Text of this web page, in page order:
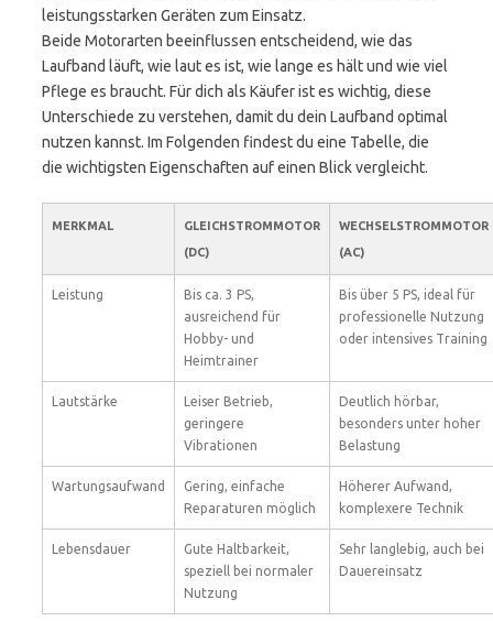
leistungsstarken Geräten zum Einsatz.
Beide Motorarten beeinflussen entscheidend, wie das
Laufband läuft, wie laut es ist, wie lange es hält und wie viel
Pflege es braucht. Für dich als Käufer ist es wichtig, diese
Unterschiede zu verstehen, damit du dein Laufband optimal
nutzen kannst. Im Folgenden findest du eine Tabelle, die
die wichtigsten Eigenschaften auf einen Blick vergleicht.
MERKMAL
GLEICHSTROMMOTOR
(DC)
WECHSELSTROMMOTOR
(AC)
Leistung
Bis ca. 3 PS,
ausreichend für
Hobby- und
Heimtrainer
Bis über 5 PS, ideal für
professionelle Nutzung
oder intensives Training
Lautstärke
Leiser Betrieb,
geringere
Vibrationen
Deutlich hörbar,
besonders unter hoher
Belastung
Wartungsaufwand
Gering, einfache
Reparaturen möglich
Höherer Aufwand,
komplexere Technik
Lebensdauer
Gute Haltbarkeit,
speziell bei normaler
Nutzung
Sehr langlebig, auch bei
Dauereinsatz